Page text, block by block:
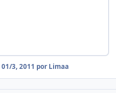
01/3, 2011 por Limaa